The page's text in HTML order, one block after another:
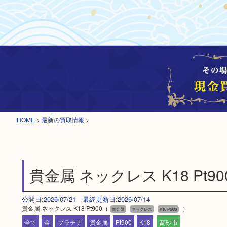
HOME > 最新の買取情報 >
貴金属 ネックレス K18
公開日:2026/07/21 最終更新日:2026/07/14
貴金属 ネックレス K18 Pt900（ 貴金属 ネックレス K18 Pt900
）
全て
金 プラチナ 貴金属 Pt900 K18 高砂市